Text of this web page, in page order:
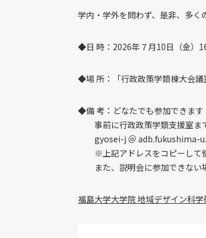
学内・学外を問わず、是非、多く
◆日 時：2026年７月10日（金）
◆場 所：「行政政策学類棟大会
◆備 考：どなたでも参加できます
事前に行政政策学類支援室ま
gyosei-j ＠ adb.fukushima-
※上記アドレスをコピーして使
また、説明会に参加できない場
福島大学大学院 地域デザイン科